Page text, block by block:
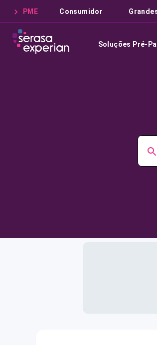
PME Consumidor
Soluções Pré-